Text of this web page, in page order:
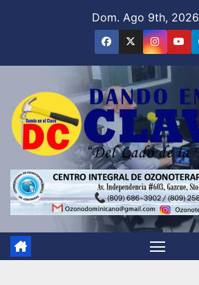
Dom. Ago 9th, 2026